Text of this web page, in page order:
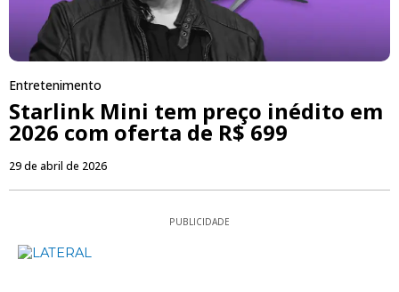
Entretenimento
Starlink Mini tem preço inédito em
2026 com oferta de R$ 699
29 de abril de 2026
PUBLICIDADE